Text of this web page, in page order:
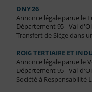
DNY 26
Annonce légale parue le
Département 95 - Val-
Transfert de Siège dans
ROIG TERTIAIRE ET
Annonce légale parue le
Département 95 - Val-
Société à Responsabilité